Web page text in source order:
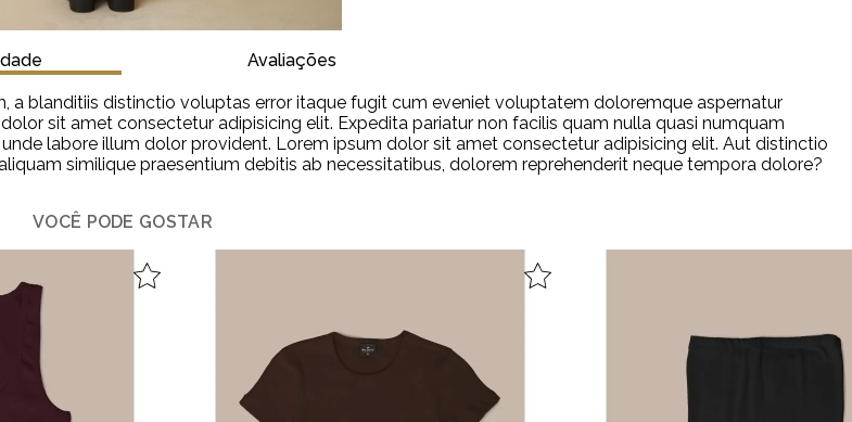
blanditiis distinctio voluptas error itaque fugit cum eveniet voluptatem doloremque aspernatur
sit amet consectetur adipisicing elit. Expedita pariatur non facilis quam nulla quasi numquam
labore illum dolor provident. Lorem ipsum dolor sit amet consectetur adipisicing elit. Aut distinctio
similique praesentium debitis ab necessitatibus, dolorem reprehenderit neque tempora dolore?
Avaliações
VOCÊ PODE GOSTAR